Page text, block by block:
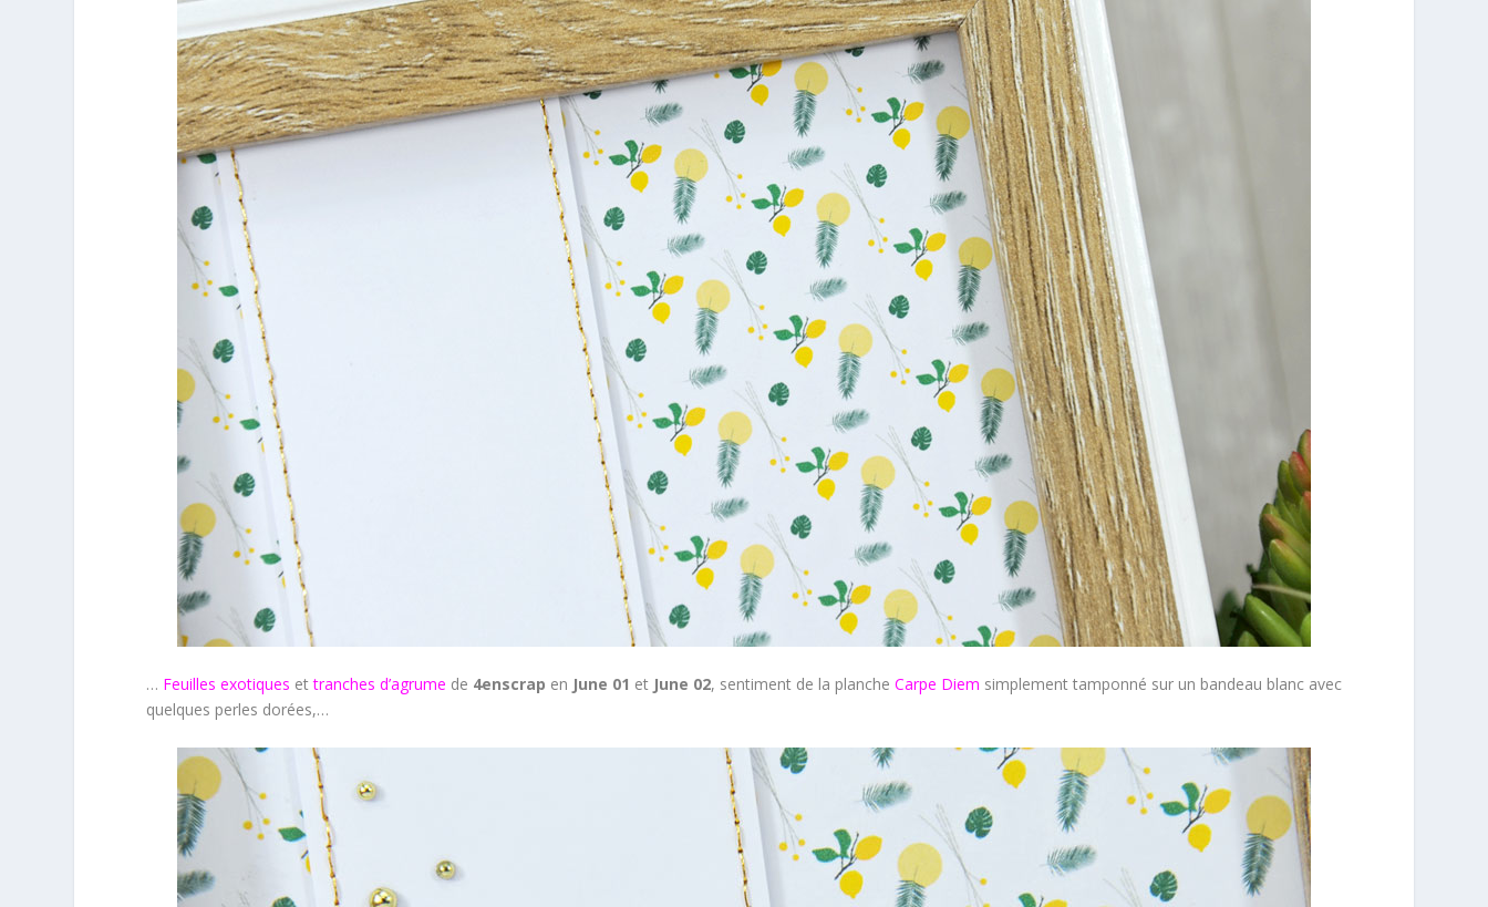
… Feuilles exotiques ettranches d’agrume de 4enscrap en June 01 et June 02, sentiment de la planche Carpe Diem simplement tamponné sur un bandeau blanc avec
quelques perles dorées,…